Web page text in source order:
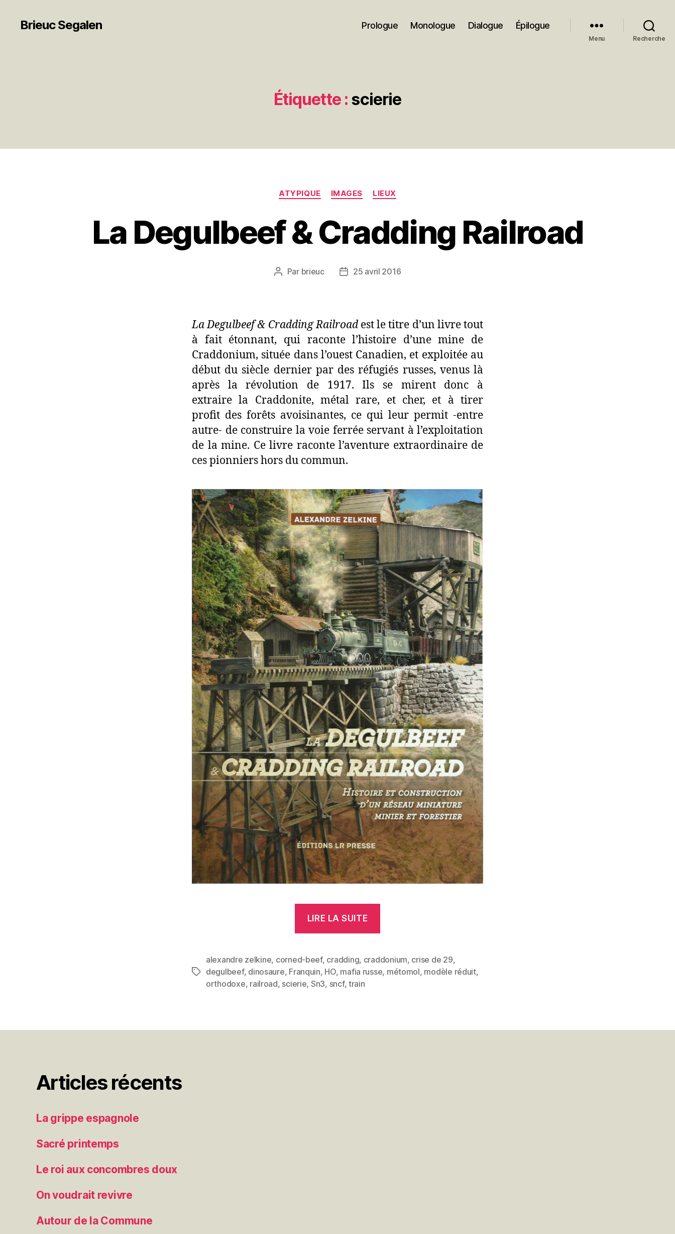
Brieuc Segalen Prologue Monologue Dialogue Épilogue
Menu Recherche
Étiquette : scierie
Catégories
ATYPIQUE IMAGES LIEUX
La Degulbeef & Cradding Railroad
Auteur
Par brieuc
Date25 avril 2016
La Degulbeef & Cradding Railroadest le titre d’un livre tout
à fait étonnant, qui raconte l’histoire d’une mine de
Craddonium, située dans l’ouest Canadien, et exploitée au
début du siècle dernier par des réfugiés russes, venus là
après la révolution de 1917. Ils se mirent donc à
extraire la Craddonite, métal rare, et cher, et à tirer
profit des forêts avoisinantes, ce qui leur permit -entre
autre- de construire la voie ferrée servant à l’exploitation
de la mine. Ce livre raconte l’aventure extraordinaire de
ces pionniers hors du commun.
LIRE LA SUITE
Cradding
Railroad »
Étiquettes
alexandre zelkine, corned-beef, cradding, craddonium, crise de 29,
degulbeef, dinosaure, Franquin, HO, mafia russe, métomol, modèle réduit,
orthodoxe, railroad, scierie, Sn3, sncf,train
Articles récents
La grippe espagnole
Sacré printemps
Le roi aux concombres doux
On voudrait revivre
Autour de la Commune